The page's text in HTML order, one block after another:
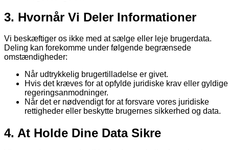
3. Hvornår Vi Deler Informationer
Vi beskæftiger os ikke med at sælge eller leje brugerdata.
Deling kan forekomme under følgende begrænsede
omstændigheder:
Når udtrykkelig brugertilladelse er givet.
Hvis det kræves for at opfylde juridiske krav eller gyldige
regeringsanmodninger.
Når det er nødvendigt for at forsvare vores juridiske
rettigheder eller beskytte brugernes sikkerhed og data.
4. At Holde Dine Data Sikre